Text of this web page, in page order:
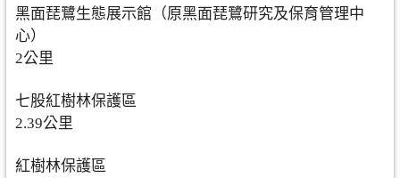
黑面琵鷺生態展示館（原黑面琵鷺研究及保育管理中
心）
2公里
七股紅樹林保護區
2.39公里
紅樹林保護區